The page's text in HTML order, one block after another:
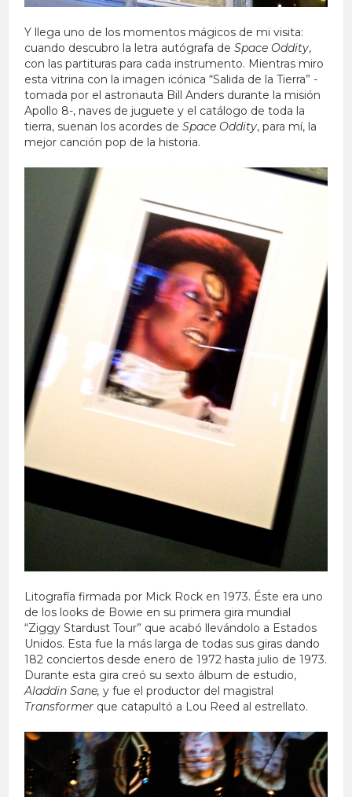
Y llega uno de los momentos mágicos de mi visita:
cuando descubro la letra autógrafa deSpace Oddity,
con las partituras para cada instrumento. Mientras miro
esta vitrina con la imagen icónica “Salida de la Tierra” -
tomada por el astronauta Bill Anders durante la misión
Apollo 8-, naves de juguete y el catálogo de toda la
tierra, suenan los acordes deSpace Oddity, para mí, la
mejor canción pop de la historia.
Litografía firmada por Mick Rock en 1973. Éste era uno
de los looks de Bowie en su primera gira mundial
“Ziggy Stardust Tour” que acabó llevándolo a Estados
Unidos. Esta fue la más larga de todas sus giras dando
182 conciertos desde enero de 1972 hasta julio de 1973.
Durante esta gira creó su sexto álbum de estudio,
Aladdin Sane, y fue el productor del magistral
Transformer que catapultó a Lou Reed al estrellato.